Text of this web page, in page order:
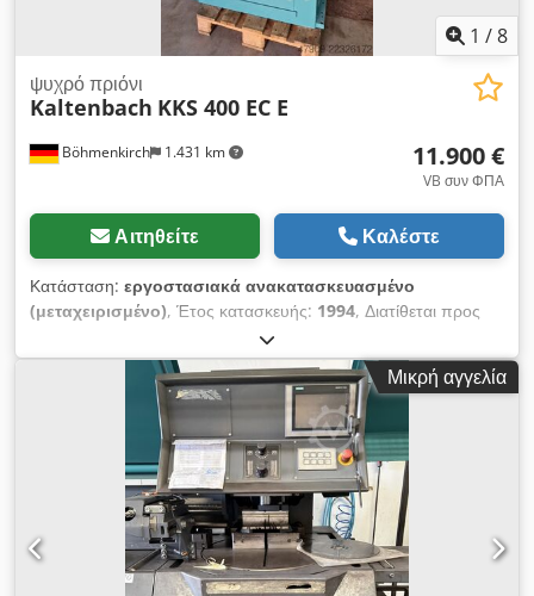
1 /8
Böhmenkirch 1.431 km
ψυχρό πριόνι
Kaltenbach KKS 400 EC E
11.900 €
VB συν ΦΠΑ
Αιτηθείτε Καλέστε
Κατάσταση: εργοστασιακά ανακατασκευασμένο
(μεταχειρισμένο), Έτος κατασκευής: 1994, Διατίθεται προς
πώληση πριονοκορδέλα ψυχρής κοπής Kaltenbach. Το
κιβώτιο ταχυτήτων είναι χωρίς τζόγο! Τύπος: KKS 400 EC E
Έτος κατασκευής: 1994 Διάμετρος δίσκου: 400 mm Ισχύς
κινητήρα: 1,8/2,7 kW Ταχύτητα κοπής: 10/20, 13/26, 15/30
m/min Τροφοδοσία: 0 - 1.000 mm/min Ταχεία πρόωση/
επιστροφή: 1.550 mm/min Μέγιστη περιοχή εργασίας: 130
mm Περιοχή εργασίας για τετράγωνο υλικό: 120 mm Περιοχή
εργασίας για επίπεδο υλικό: 305 x 20 mm Περιοχή εργασίας
για στρογγυλό υλικό: 130 mm Codpfx Aezlm R Rjkrorf
Ελάχιστη περιοχή εργασίας: 10 x 10 mm Γωνιακή περιοχή: 0° -
90° - 0° Διαστάσεις (ΜxΠxΥ): 1.080 x 900 x 1.760 mm Βάρος:
Μικρή αγγελία